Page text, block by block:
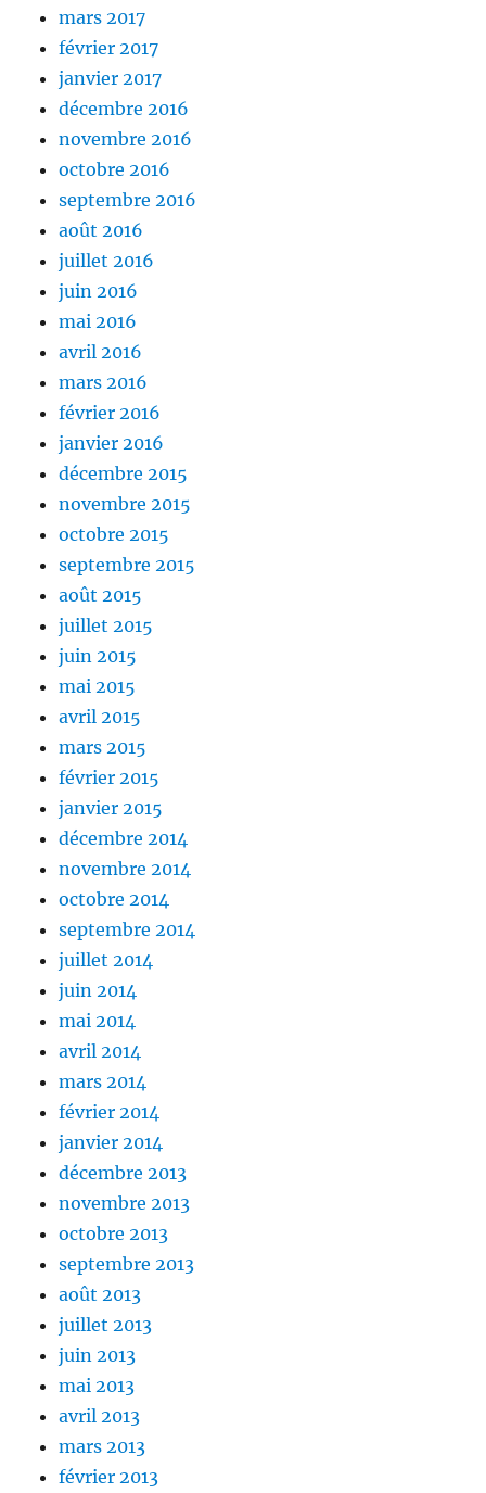
mars 2017
février 2017
janvier 2017
décembre 2016
novembre 2016
octobre 2016
septembre 2016
août 2016
juillet 2016
juin 2016
mai 2016
avril 2016
mars 2016
février 2016
janvier 2016
décembre 2015
novembre 2015
octobre 2015
septembre 2015
août 2015
juillet 2015
juin 2015
mai 2015
avril 2015
mars 2015
février 2015
janvier 2015
décembre 2014
novembre 2014
octobre 2014
septembre 2014
juillet 2014
juin 2014
mai 2014
avril 2014
mars 2014
février 2014
janvier 2014
décembre 2013
novembre 2013
octobre 2013
septembre 2013
août 2013
juillet 2013
juin 2013
mai 2013
avril 2013
mars 2013
février 2013